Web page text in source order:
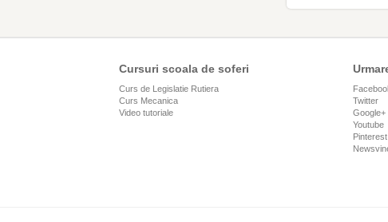
Cursuri scoala de soferi
Curs de Legislatie Rutiera
Curs Mecanica
Video tutoriale
Twitter
Google+
Youtube
Pinterest